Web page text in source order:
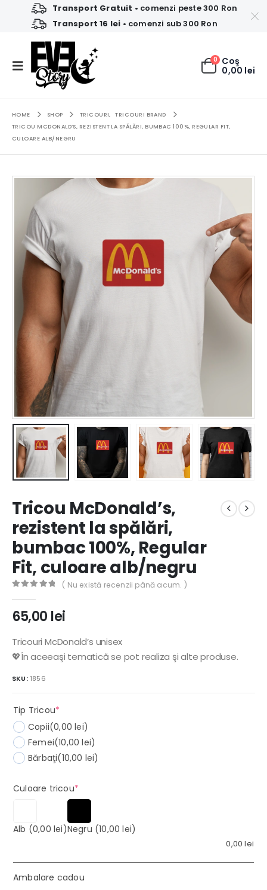
Transport Gratuit • comenzi peste 300 Ron
Transport 16 lei • comenzi sub 300 Ron
0 Coş
0,00 lei
HOME SHOP TRICOURI,
TRICOURI BRAND
TRICOU MCDONALD’S, REZISTENT LA SPĂLĂRI, BUMBAC 100%, REGULAR FIT,
CULOARE ALB/NEGRU
Tricou McDonald’s,
rezistent la spălări,
bumbac 100%, Regular
Fit, culoare alb/negru
( Nu există recenzii până acum. )
65,00 lei
Tricouri McDonald’s unisex
💖În aceeaşi tematică se pot realiza şi alte produse.
SKU: 1856
Tip Tricou*
Copii(0,00 lei)
Femei(10,00 lei)
Bărbaţi(10,00 lei)
Culoare tricou*(required)
Alb (0,00 lei)Negru (10,00 lei)
0,00lei
Ambalare cadou